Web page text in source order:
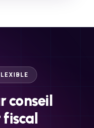
conseil
fiscal